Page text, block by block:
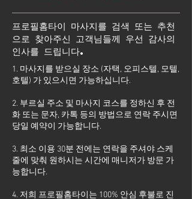
프로필홈타이 마사지를 검색 또는 추천
으로 찾아주신 고객님들께 우선 감사의
인사를 드립니다.
1. 마사지를 받으실 장소 (자택, 오피스텔, 모텔,
호텔) 가 있으시면 가능하십니다.
2. 부르실 주소 및 마사지 코스를 정하신 후 전
화 또는 문자, 카톡 등의 방법으로 연락 주시면
당일 예약이 가능합니다.
3. 최소 이용 30분 전에는 연락을 주셔야 스케
줄에 맞춰 원하시는 시간에 매니저가 방문 가
능합니다.
4. 저희 프로필홈타이는 100% 안심 후불로 진